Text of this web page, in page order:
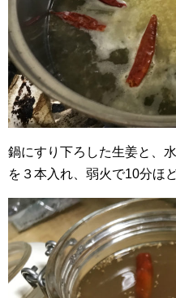
鍋にすり下ろした生姜と、
を３本入れ、弱火で10分ほ